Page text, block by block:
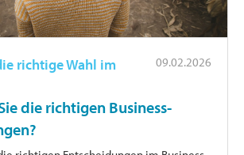
09.02.2026
richtige Wahl im
die richtigen Business-